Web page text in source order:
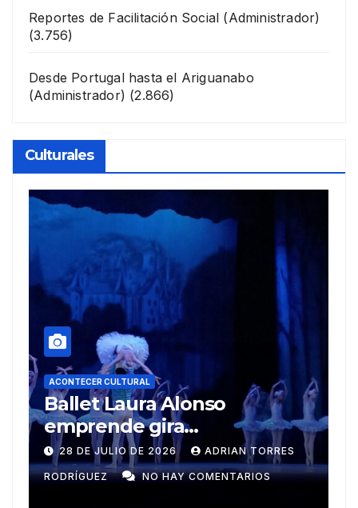
Reportes de Facilitación Social (Administrador)
(3.756)
Desde Portugal hasta el Ariguanabo
(Administrador) (2.866)
Culturales
ACONTECER CULTURAL
Muñecos y monotipia
9 DE JULIO DE 2026 MEYLIN PÉREZ
GUZMÁN NO HAY COMENTARIOS